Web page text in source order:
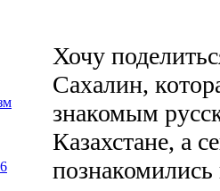
Хочу
Сахалин,
знакомым
Казахстане, а
познакомились